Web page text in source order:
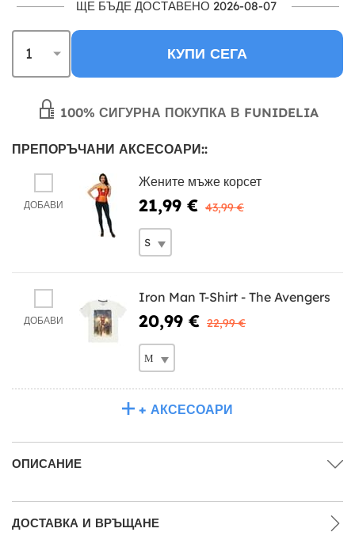
ЩЕ БЪДЕ ДОСТАВЕНО 2026-08-07
КУПИ СЕГА
100% СИГУРНА ПОКУПКА В FUNIDELIA
ПРЕПОРЪЧАНИ АКСЕСОАРИ::
ДОБАВИ
Жените мъже корсет
21,99 € 43,99 €
ДОБАВИ
Iron Man T-Shirt - The Avengers
20,99 € 22,99 €
+ АКСЕСОАРИ
ОПИСАНИЕ
ДОСТАВКА И ВРЪЩАНЕ